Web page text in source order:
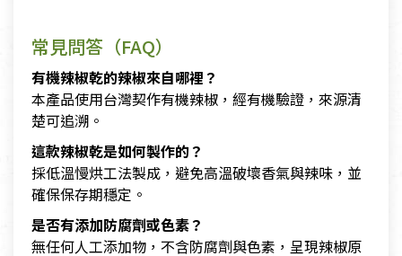
常見問答（FAQ）
有機辣椒乾的辣椒來自哪裡？
本產品使用台灣契作有機辣椒，經有機驗證，來源清
楚可追溯。
這款辣椒乾是如何製作的？
採低溫慢烘工法製成，避免高溫破壞香氣與辣味，並
確保保存期穩定。
是否有添加防腐劑或色素？
無任何人工添加物，不含防腐劑與色素，呈現辣椒原